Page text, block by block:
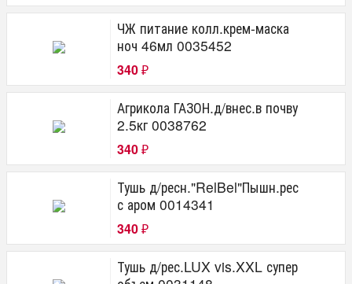
ЧЖ питание колл.крем-маска
ноч 46мл 0035452
340 ₽
Агрикола ГАЗОН.д/внес.в почву
2.5кг 0038762
340 ₽
Тушь д/ресн."RelBel"Пышн.рес
с аром 0014341
340 ₽
Тушь д/рес.LUX vis.XXL супер